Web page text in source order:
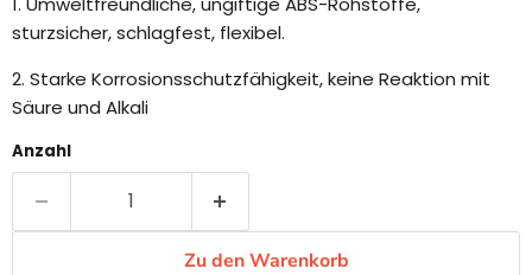
sturzsicher, schlagfest, flexibel.
2. Starke Korrosionsschutzfähigkeit, keine Reaktion mit
Säure und Alkali
Anzahl
Zu den Warenkorb